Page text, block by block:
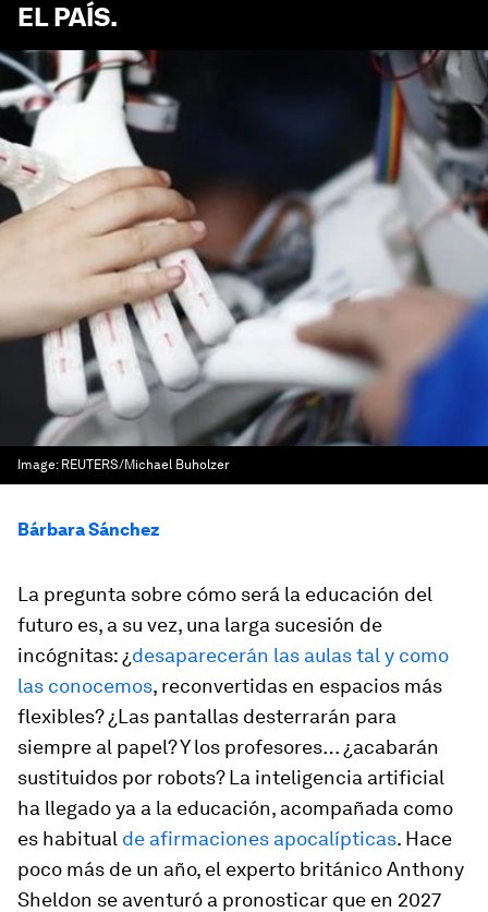
EL PAÍS.
Image: REUTERS/Michael Buholzer
Bárbara Sánchez
La pregunta sobre cómo será la educación del
futuro es, a su vez, una larga sucesión de
incógnitas: ¿desaparecerán las aulas tal y como
las conocemos, reconvertidas en espacios más
flexibles? ¿Las pantallas desterrarán para
siempre al papel? Y los profesores… ¿acabarán
sustituidos por robots? La inteligencia artificial
ha llegado ya a la educación, acompañada como
es habitual de afirmaciones apocalípticas. Hace
poco más de un año, el experto británico Anthony
Sheldon se aventuró a pronosticar que en 2027